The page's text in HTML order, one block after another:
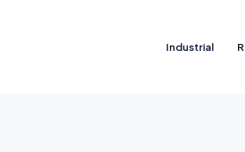
Industrial